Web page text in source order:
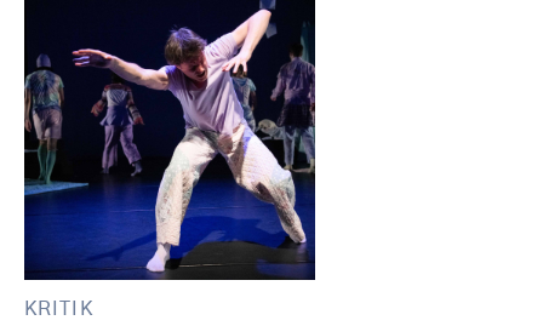
KRITIK